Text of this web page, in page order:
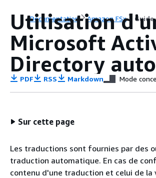
Documentation Amazon FSx
Utilisation
Microsoft
Directory
PDF RSS Markdown Mode
Sur cette page
Les traductions sont fournies par des
traduction automatique. En cas de
contenu d'une traduction et celui de la